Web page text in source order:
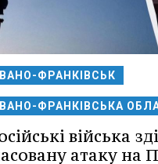
ІВАНО-ФРАНКІВСЬК
ІВАНО-ФРАНКІВСЬКА
війська
атаку на